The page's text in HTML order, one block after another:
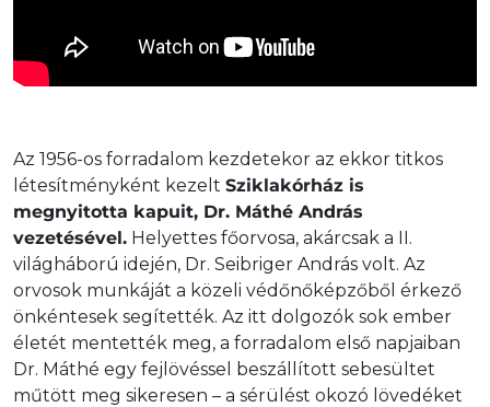
Az 1956-os forradalom kezdetekor az ekkor titkos
létesítményként kezelt Sziklakórház is
megnyitotta kapuit, Dr. Máthé András
vezetésével. Helyettes főorvosa, akárcsak a II.
világháború idején, Dr. Seibriger András volt. Az
orvosok munkáját a közeli védőnőképzőből érkező
önkéntesek segítették. Az itt dolgozók sok ember
életét mentették meg, a forradalom első napjaiban
Dr. Máthé egy fejlövéssel beszállított sebesültet
műtött meg sikeresen – a sérülést okozó lövedéket